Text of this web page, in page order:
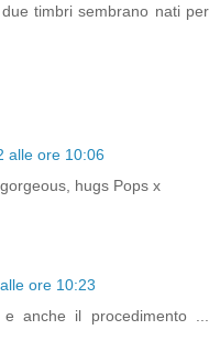
timbri sembrano nati per
alle ore 10:06
hugs Pops x
ore 10:23
anche il procedimento ...